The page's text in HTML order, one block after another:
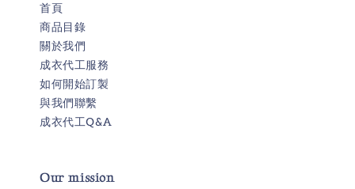
首頁
商品目錄
關於我們
成衣代工服務
如何開始訂製
與我們聯繫
成衣代工Q&A
Our mission